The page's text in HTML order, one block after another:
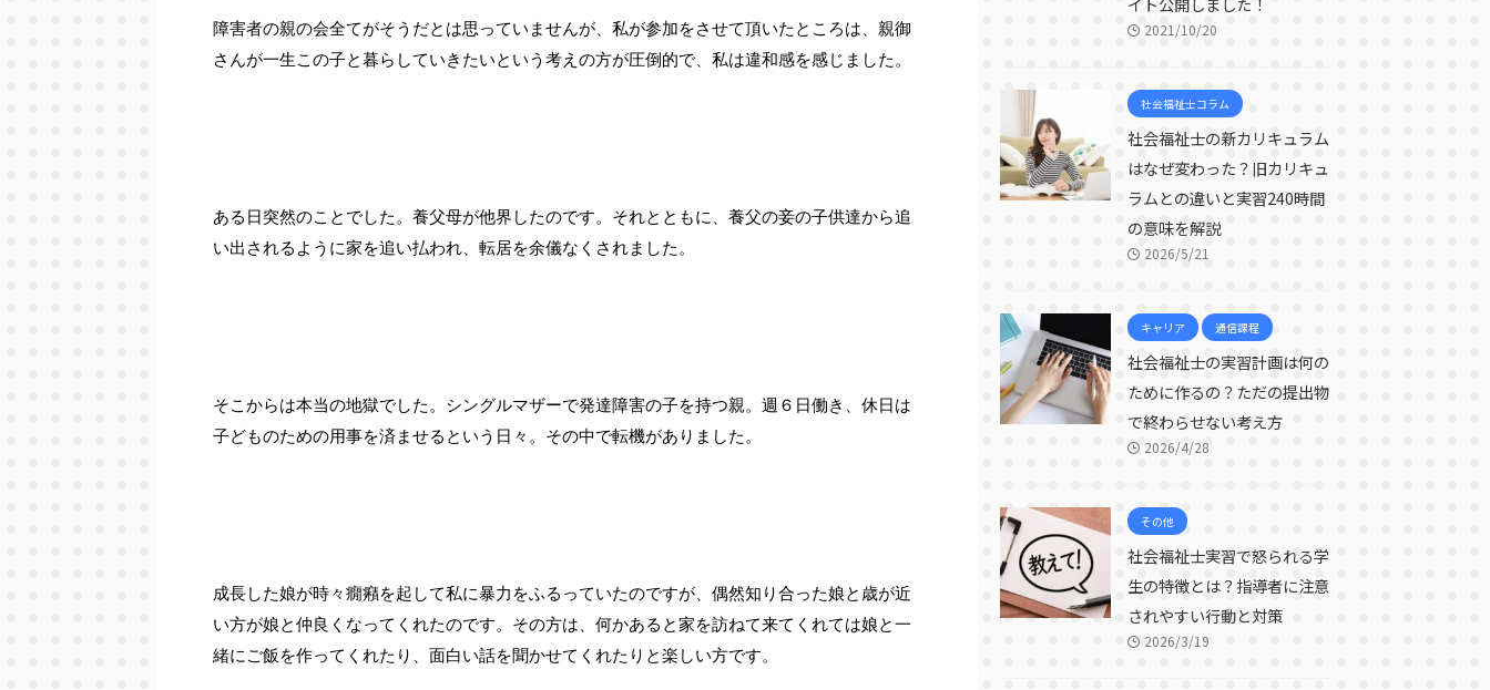
障害者の親の会全てがそうだとは思っていませんが、私が参加をさせて頂いたところは、親御
さんが一生この子と暮らしていきたいという考えの方が圧倒的で、私は違和感を感じました。
ある日突然のことでした。養父母が他界したのです。それとともに、養父の妾の子供達から追
い出されるように家を追い払われ、転居を余儀なくされました。
そこからは本当の地獄でした。シングルマザーで発達障害の子を持つ親。週６日働き、休日は
子どものための用事を済ませるという日々。その中で転機がありました。
成長した娘が時々癇癪を起して私に暴力をふるっていたのですが、偶然知り合った娘と歳が近
い方が娘と仲良くなってくれたのです。その方は、何かあると家を訪ねて来てくれては娘と一
緒にご飯を作ってくれたり、面白い話を聞かせてくれたりと楽しい方です。
2021/10/20
社会福祉士コラム
社会福祉士の新カリキュラム
はなぜ変わった？旧カリキュ
ラムとの違いと実習240時間
の意味を解説
2026/5/21
キャリア 通信課程
社会福祉士の実習計画は何の
ために作るの？ただの提出物
で終わらせない考え方
2026/4/28
その他
社会福祉士実習で怒られる学
生の特徴とは？指導者に注意
されやすい行動と対策
2026/3/19